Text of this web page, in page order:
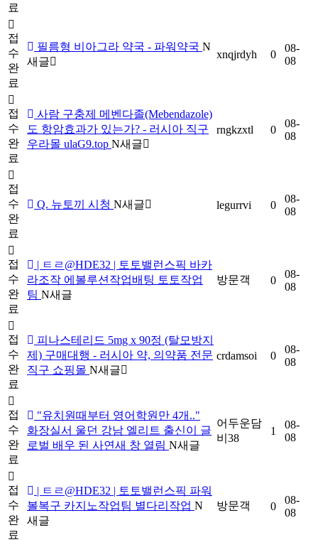
료
접
수
완
료
필름형 비아그라 약국 - 파워약국 N
새글
xnqjrdyh 0
08-
08
접
수
완
료
사람 구충제 메벤다졸(Mebendazole)
도 항암효과가 있는가? - 러시아 직구
우라몰 ulaG9.top N새글
rngkzxtl 0
08-
08
접
수
완
료
Q. 뉴토끼 시청 N새글 legurrvi 0
08-
08
접
수
완
료
| ㅌㄹ@HDE32 | 토토밸런스픽 바카
라조작 에볼루션작업배팅 토토작업
팀 N새글
방문객 0
08-
08
접
수
완
료
피나스테리드 5mg x 90정 (탈모방지
제) 구매대행 - 러시아 약, 의약품 전문
직구 쇼핑몰 N새글
crdamsoi 0
08-
08
접
수
완
료
"유치원때부터 영어학원만 4개.."
화장실서 울던 강남 엘리트 출신이 글
로벌 배우 된 사연새 창 열림 N새글
어두운담
비38
1
08-
08
접
수
완
료
| ㅌㄹ@HDE32 | 토토밸런스픽 파워
볼복구 카지노작업팀 별다리작업 N
새글
방문객 0
08-
08